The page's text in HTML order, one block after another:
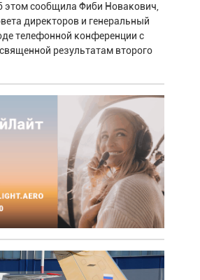
этом сообщила Фиби Новакович,
директоров и генеральный
телефонной конференции с
результатам второго